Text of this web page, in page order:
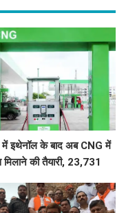
में इथेनॉल के बाद अब CNG में
मिलाने की तैयारी, 23,731